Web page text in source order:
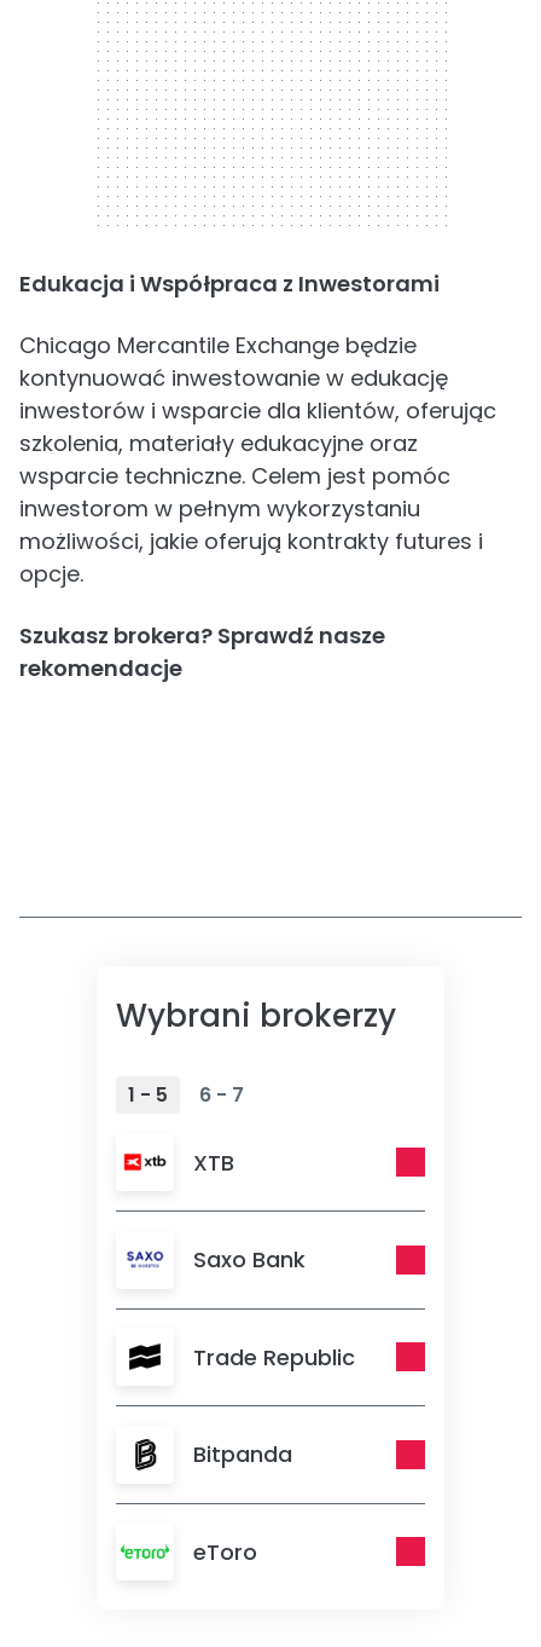
Edukacja i Współpraca z Inwestorami
Chicago Mercantile Exchange będzie
kontynuować inwestowanie w edukację
inwestorów i wsparcie dla klientów, oferując
szkolenia, materiały edukacyjne oraz
wsparcie techniczne. Celem jest pomóc
inwestorom w pełnym wykorzystaniu
możliwości, jakie oferują kontrakty futures i
opcje.
Szukasz brokera? Sprawdź nasze
rekomendacje
Wybrani brokerzy
1 - 5 6 - 7
XTB
Saxo Bank
Trade Republic
Bitpanda
eToro